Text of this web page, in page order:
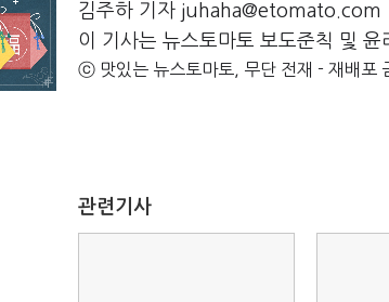
김주하 기자 juhaha@etomato.com
이 기사는 뉴스토마토 보도준칙 및 윤
ⓒ 맛있는 뉴스토마토, 무단 전재 - 재배포
관련기사